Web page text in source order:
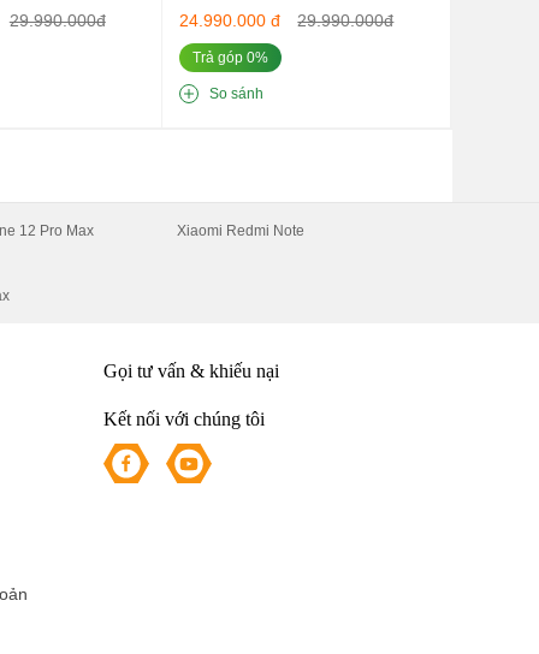
29.990.000đ
24.990.000 đ
29.990.000đ
Trả góp 0%
So sánh
12 Pro Max Xiaomi Redmi Note
Gọi tư vấn & khiếu nại
Kết nối với chúng tôi